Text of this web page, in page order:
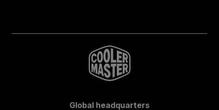
Global headquarters